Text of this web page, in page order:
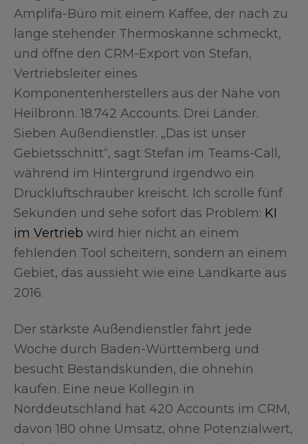
Amplifa-Büro mit einem Kaffee, der nach zu
lange stehender Thermoskanne schmeckt,
und öffne den CRM-Export von Stefan,
Vertriebsleiter eines
Komponentenherstellers aus der Nähe von
Heilbronn. 18.742 Accounts. Drei Länder.
Sieben Außendienstler. „Das ist unser
Gebietsschnitt“, sagt Stefan im Teams-Call,
während im Hintergrund irgendwo ein
Druckluftschrauber kreischt. Ich scrolle fünf
Sekunden und sehe sofort das Problem: KI
im Vertrieb wird hier nicht an einem
fehlenden Tool scheitern, sondern an einem
Gebiet, das aussieht wie eine Landkarte aus
2016.
Der stärkste Außendienstler fährt jede
Woche durch Baden-Württemberg und
besucht Bestandskunden, die ohnehin
kaufen. Eine neue Kollegin in
Norddeutschland hat 420 Accounts im CRM,
davon 180 ohne Umsatz, ohne Potenzialwert,